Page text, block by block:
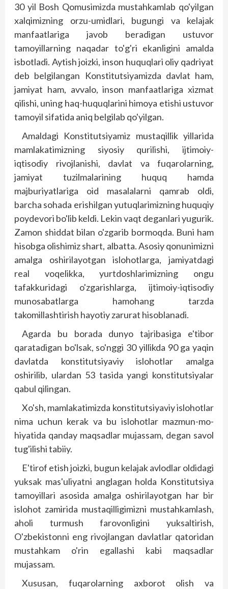
30 yil Bosh Qomusimizda mustahkamlab qo'­yilgan
xalqimizning orzu-umidlari, bugungi va kelajak
manfaatlariga javob beradigan ustuvor
tamoyillarning naqadar to'g'ri ekanligini amalda
isbotladi. Aytish joizki, inson huquqlari oliy qadriyat
deb belgilangan Konstitutsiyamizda davlat ham,
jamiyat ham, avvalo, inson manfaatlariga xizmat
qilishi, uning haq-huquqlarini himoya etishi ustuvor
tamoyil sifatida aniq belgilab qo'yilgan.
Amaldagi Konstitutsiyamiz mustaqillik yillarida
mamlakatimizning siyosiy qurilishi, ijtimoiy-
iqtisodiy rivojlanishi, davlat va fuqarolarning,
jamiyat tuzilmalarining huquq hamda
majburiyatlariga oid masalalarni qamrab oldi,
barcha sohada erishilgan yutuqlarimizning huquqiy
poydevori bo'lib keldi. Lekin vaqt deganlari yugurik.
Zamon shiddat bilan o'zgarib bormoqda. Buni ham
hisobga olishimiz shart, albatta. Asosiy qonunimizni
amalga oshirilayotgan islohotlarga, jamiyatdagi
real voqelikka, yurtdoshlarimizning ongu
tafakkuridagi o'zgarishlarga, ijtimoiy-iqtisodiy
munosabatlarga hamohang tarzda
takomillashtirish hayo­tiy zarurat hisoblanadi.
Agarda bu borada dunyo tajribasiga e'tibor
qaratadigan bo'lsak, so'nggi 30 yillikda 90 ga yaqin
davlatda konstitutsiyaviy islohotlar amalga
oshirilib, ulardan 53 tasida yangi kons­titutsiyalar
qabul qilingan.
Xo'sh, mamlakatimizda konstitutsiyaviy islohotlar
nima uchun kerak va bu islohotlar mazmun-mo­
hiyatida qanday maqsadlar mujassam, degan savol
tug'ilishi tabiiy.
E'tirof etish joizki, bugun kelajak avlodlar oldidagi
yuksak mas'uliyatni anglagan holda Kons­titutsiya
tamoyillari asosida amalga oshirilayotgan har bir
islohot zamirida mustaqilligimizni mustahkamlash,
aholi turmush farovonligini yuksaltirish,
O'zbekistonni eng rivojlangan davlatlar qatoridan
mustahkam o'rin egallashi kabi maqsadlar
mujassam.
Xususan, fuqarolarning axborot olish va